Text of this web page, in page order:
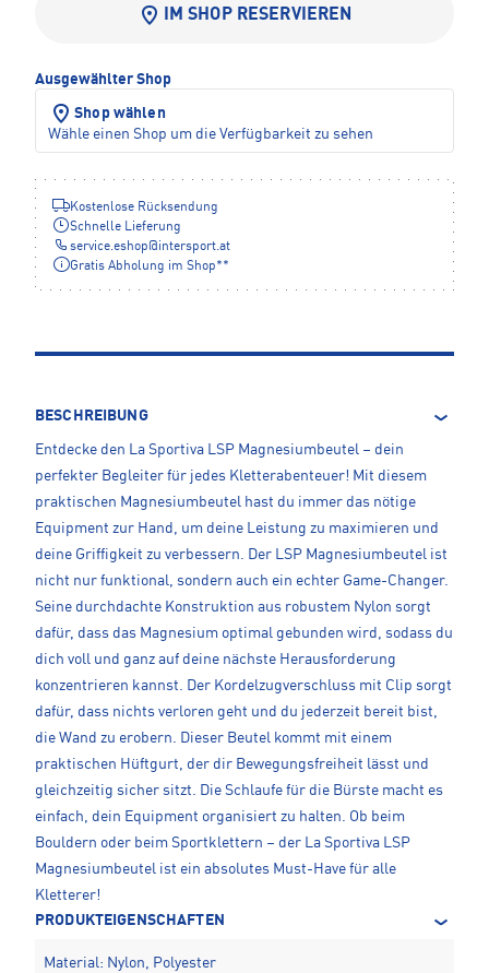
IM SHOP RESERVIEREN
Ausgewählter Shop
Shop wählen
Wähle einen Shop um die Verfügbarkeit zu sehen
Kostenlose Rücksendung
Schnelle Lieferung
service.eshop@intersport.at
Gratis Abholung im Shop**
BESCHREIBUNG
Entdecke den La Sportiva LSP Magnesiumbeutel – dein
perfekter Begleiter für jedes Kletterabenteuer! Mit diesem
praktischen Magnesiumbeutel hast du immer das nötige
Equipment zur Hand, um deine Leistung zu maximieren und
deine Griffigkeit zu verbessern. Der LSP Magnesiumbeutel ist
nicht nur funktional, sondern auch ein echter Game-Changer.
Seine durchdachte Konstruktion aus robustem Nylon sorgt
dafür, dass das Magnesium optimal gebunden wird, sodass du
dich voll und ganz auf deine nächste Herausforderung
konzentrieren kannst. Der Kordelzugverschluss mit Clip sorgt
dafür, dass nichts verloren geht und du jederzeit bereit bist,
die Wand zu erobern. Dieser Beutel kommt mit einem
praktischen Hüftgurt, der dir Bewegungsfreiheit lässt und
gleichzeitig sicher sitzt. Die Schlaufe für die Bürste macht es
einfach, dein Equipment organisiert zu halten. Ob beim
Bouldern oder beim Sportklettern – der La Sportiva LSP
Magnesiumbeutel ist ein absolutes Must-Have für alle
Kletterer!
PRODUKTEIGENSCHAFTEN
Material: Nylon, Polyester